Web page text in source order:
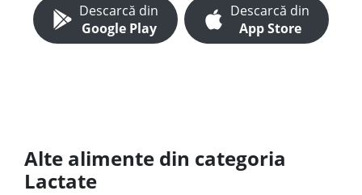
Descarcă din
Google Play
Descarcă din
App Store
Alte alimente din categoria
Lactate